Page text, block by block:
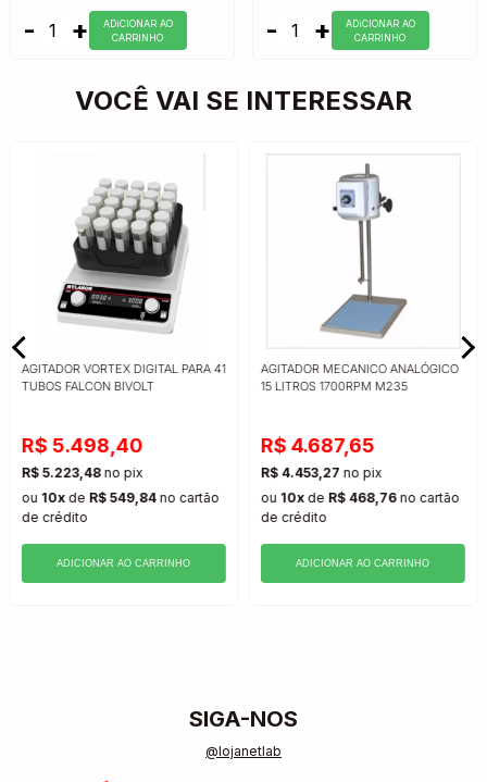
- +
ADiCIONAR AO
CARRINHO
- +
ADiCIONAR AO
CARRINHO
VOCÊ VAI SE INTERESSAR
AGITADOR VORTEX DIGITAL PARA 41
TUBOS FALCON BIVOLT
R$ 5.498,40
R$ 5.223,48no pix
ou 10xde R$ 549,84no cartão
de crédito
ADICIONAR AO CARRINHO
AGITADOR MECANICO ANALÓGICO
15 LITROS 1700RPM M235
R$ 4.687,65
R$ 4.453,27 no pix
ou 10xde R$ 468,76no cartão
de crédito
ADICIONAR AO CARRINHO
SIGA-NOS
@lojanetlab